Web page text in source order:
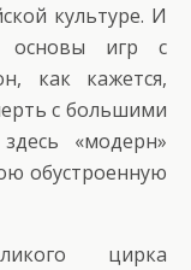
культуре. И
основы игр с
как кажется,
с большими
«модерн»
обустроенную
цирка